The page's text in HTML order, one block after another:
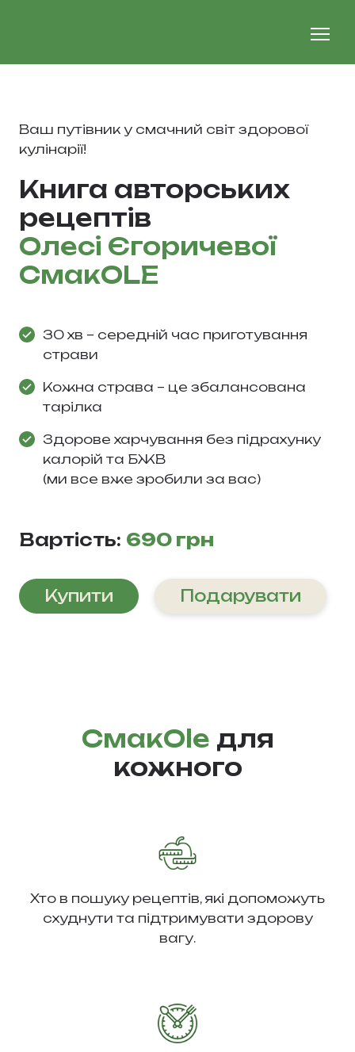
Ваш путівник у смачний світ здорової
кулінарії!
Книга авторських
рецептів
Олесі Єгоричевої
СмакOLE
30 хв – середній час приготування
страви
Кожна страва – це збалансована
тарілка
Здорове харчування без підрахунку
калорій та БЖВ
(ми все вже зробили за вас)
Вартість: 690 грн
Купити Подарувати
СмакOle для
кожного
Хто в пошуку рецептів, які допоможуть
схуднути та підтримувати здорову
вагу.